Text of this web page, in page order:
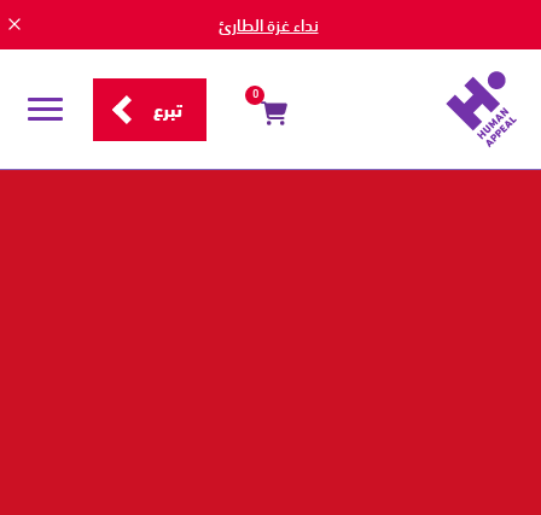
نداء غزة الطارئ
العراق
0 تبرع
قائمة